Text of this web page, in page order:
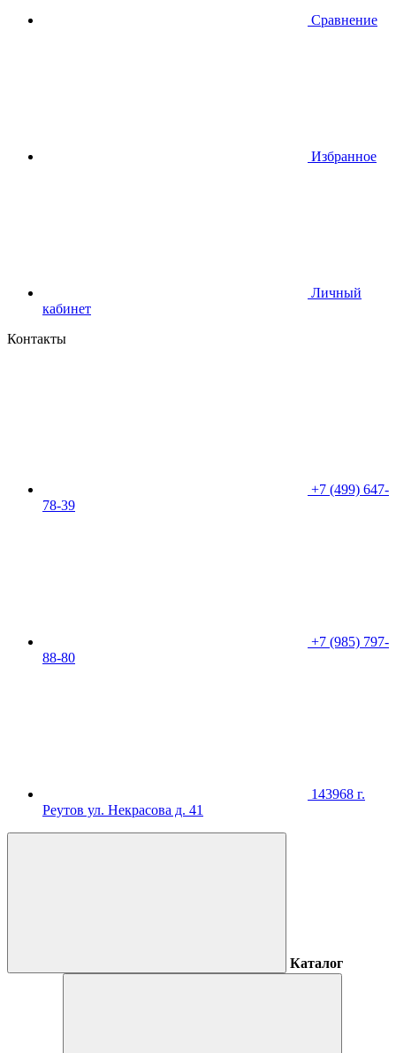
Сравнение
Избранное
Личный
кабинет
Контакты
+7 (499) 647-
78-39
+7 (985) 797-
88-80
143968 г.
Реутов ул. Некрасова д. 41
Каталог